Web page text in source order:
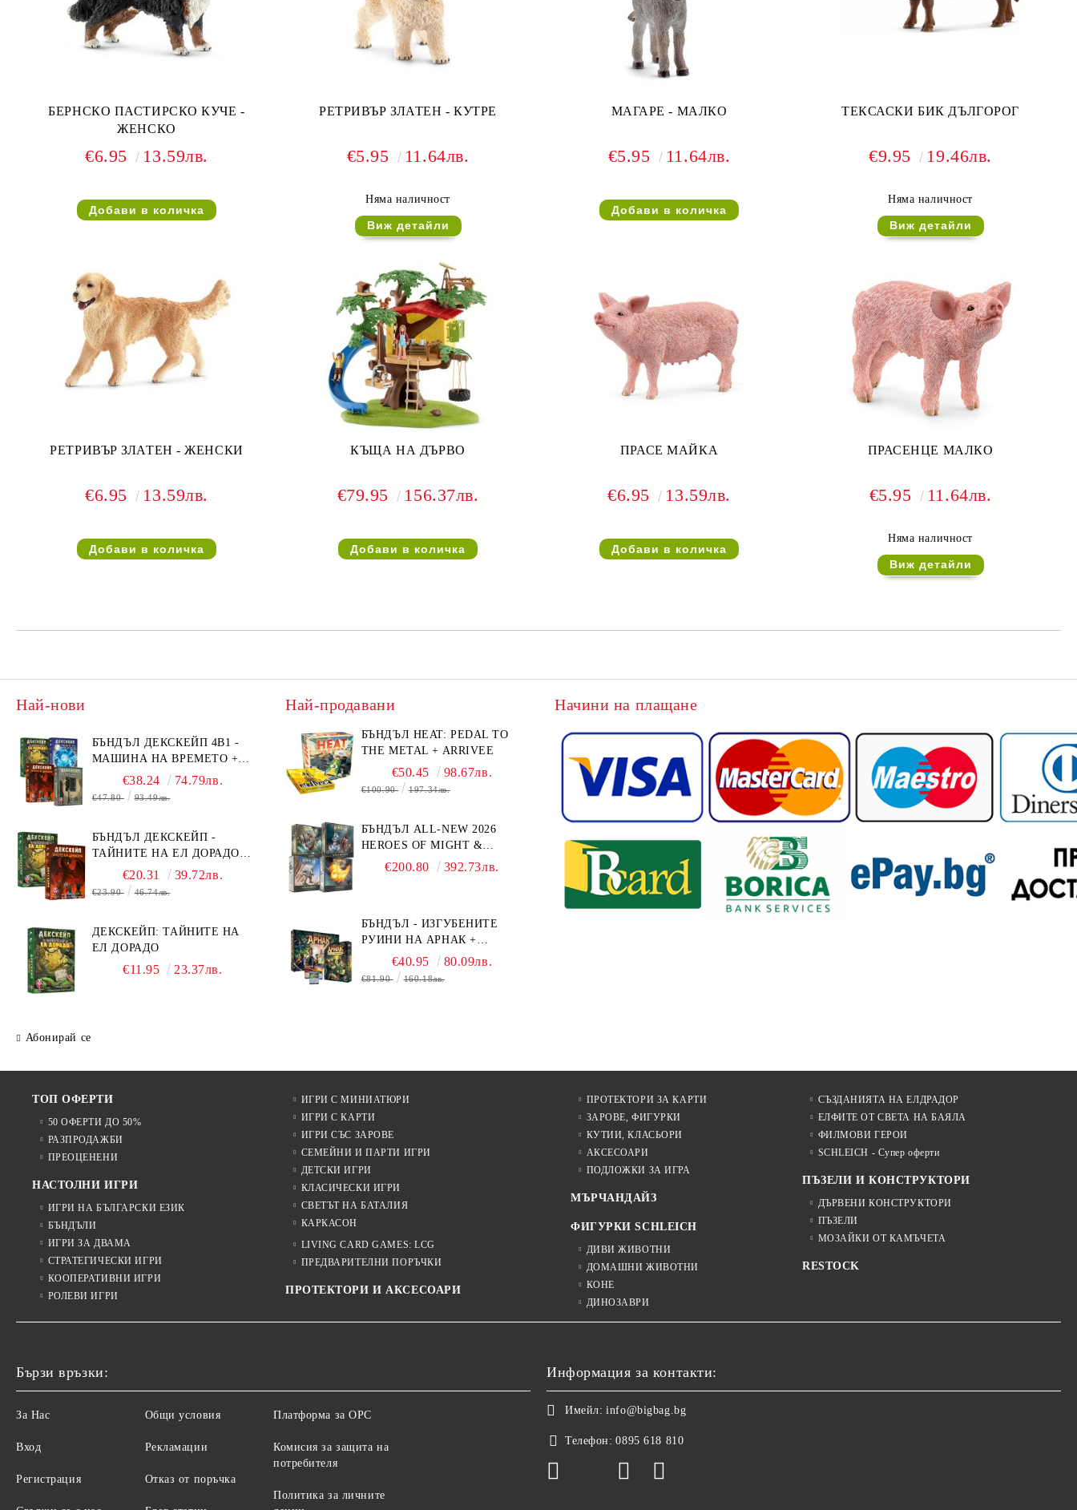
БЕРНСКО ПАСТИРСКО КУЧE -
ЖЕНСКО
€6.95 13.59лв.
РЕТРИВЪР ЗЛАТЕН - КУТРЕ
€5.95 11.64лв.
Няма наличност
Виж детайли
МАГАРЕ - МАЛКО
€5.95 11.64лв.
ТЕКСАСКИ БИК ДЪЛГОРОГ
€9.95 19.46лв.
Няма наличност
Виж детайли
РЕТРИВЪР ЗЛАТЕН - ЖЕНСКИ
€6.95 13.59лв.
КЪЩА НА ДЪРВО
€79.95 156.37лв.
ПРАСЕ МАЙКА
€6.95 13.59лв.
ПРАСЕНЦЕ МАЛКО
€5.95 11.64лв.
Няма наличност
Виж детайли
Най-нови
БЪНДЪЛ ДЕКСКЕЙП 4В1 -
МАШИНА НА ВРЕМЕТО +
БЯГСТВО ОТ АЛКАТРАЗ +
ТАЙНИТЕ НА ЕЛ ДОРАДО +
€38.24 74.79лв.
€47.80 93.49лв.
БЪНДЪЛ ДЕКСКЕЙП -
ТАЙНИТЕ НА ЕЛ ДОРАДО +
ОЧИТЕ НА ДРАКОНА
€20.31 39.72лв.
€23.90 46.74лв.
ДЕКСКЕЙП: ТАЙНИТЕ НА
ЕЛ ДОРАДО
€11.95 23.37лв.
Абонирай се
Най-продавани
БЪНДЪЛ HEAT: PEDAL TO
THE METAL + ARRIVEE
€50.45 98.67лв.
€100.90 197.34лв.
БЪНДЪЛ ALL-NEW 2026
HEROES OF MIGHT &
MAGIC III: THE BOARD
€200.80 392.73лв.
БЪНДЪЛ - ИЗГУБЕНИТЕ
РУИНИ НА АРНАК +
ВОДАЧИ НА ЕКСПЕДИЦИИ
+ ПРОМО КАРТИ
€40.95 80.09лв.
€81.90 160.18лв.
Начини на плащане
ТОП ОФЕРТИ
50 ОФЕРТИ ДО 50%
РАЗПРОДАЖБИ
ПРЕОЦЕНЕНИ
НАСТОЛНИ ИГРИ
ИГРИ НА БЪЛГАРСКИ ЕЗИК
БЪНДЪЛИ
ИГРИ ЗА ДВАМА
СТРАТЕГИЧЕСКИ ИГРИ
КООПЕРАТИВНИ ИГРИ
РОЛЕВИ ИГРИ
ИГРИ С МИНИАТЮРИ
ИГРИ С КАРТИ
ИГРИ СЪС ЗАРОВЕ
СЕМЕЙНИ И ПАРТИ ИГРИ
ДЕТСКИ ИГРИ
КЛАСИЧЕСКИ ИГРИ
СВЕТЪТ НА БАТАЛИЯ
КАРКАСОН
LIVING CARD GAMES: LCG
ПРЕДВАРИТЕЛНИ ПОРЪЧКИ
ПРОТЕКТОРИ И АКСЕСОАРИ
ПРОТЕКТОРИ ЗА КАРТИ
ЗАРОВЕ, ФИГУРКИ
КУТИИ, КЛАСЬОРИ
АКСЕСОАРИ
ПОДЛОЖКИ ЗА ИГРА
МЪРЧАНДАЙЗ
ФИГУРКИ SCHLEICH
ДИВИ ЖИВОТНИ
ДОМАШНИ ЖИВОТНИ
КОНЕ
ДИНОЗАВРИ
СЪЗДАНИЯТА НА ЕЛДРАДОР
ЕЛФИТЕ ОТ СВЕТА НА БАЯЛА
ФИЛМОВИ ГЕРОИ
SCHLEICH - Супер оферти
ПЪЗЕЛИ И КОНСТРУКТОРИ
ДЪРВЕНИ КОНСТРУКТОРИ
ПЪЗЕЛИ
МОЗАЙКИ ОТ КАМЪЧЕТА
RESTOCK
Бързи връзки:
За Нас
Вход
Регистрация
Общи условия
Рекламации
Отказ от поръчка
Платформа за ОРС
Комисия за защита на
потребителя
Политика за личните
Информация за контакти:
Имейл: info@bigbag.bg
Телефон: 0895 618 810